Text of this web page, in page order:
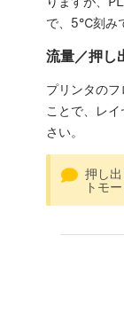
で、5℃刻み
流量／押し
プリンタの
ことで、レ
さい。
押し
トモ